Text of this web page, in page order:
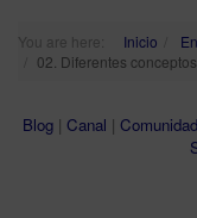
You are here: Inicio
02. Diferentes
Blog | Canal | Comunidad